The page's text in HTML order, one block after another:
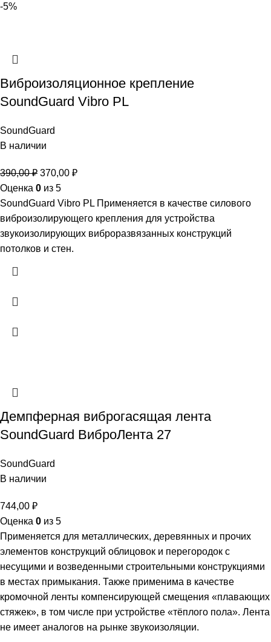
-5%
Виброизоляционное крепление
SoundGuard Vibro PL
SoundGuard
В наличии
390,00₽ 370,00 ₽
Оценка 0 из 5
SoundGuard Vibro PL Применяется в качестве силового
виброизолирующего крепления для устройства
звукоизолирующих виброразвязанных конструкций
потолков и стен.
Демпферная виброгасящая лента
SoundGuard ВиброЛента 27
SoundGuard
В наличии
744,00 ₽
Оценка 0 из 5
Применяется для металлических, деревянных и прочих
элементов конструкций облицовок и перегородок с
несущими и возведенными строительными конструкциями
в местах примыкания. Также применима в качестве
кромочной ленты компенсирующей смещения «плавающих
стяжек», в том числе при устройстве «тёплого пола». Лента
не имеет аналогов на рынке звукоизоляции.